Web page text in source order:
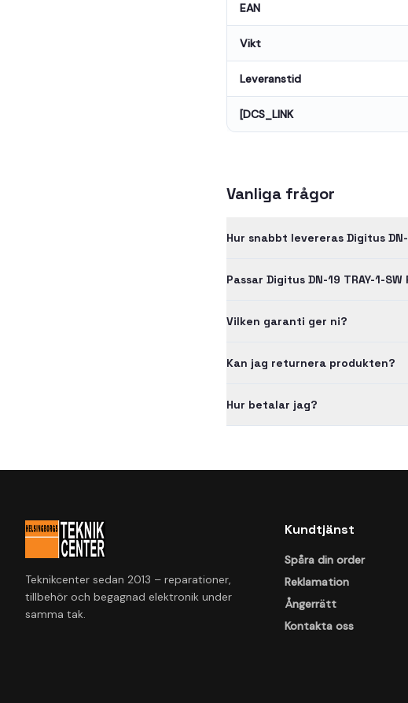
EAN
Vikt
Leveranstid
[DCS_LINK
Vanliga frågor
Hur snabbt levereras Digitus
Passar Digitus DN-19 TRAY-1-
Vilken garanti ger ni?
Kan jag returnera produkten?
Hur betalar jag?
Teknikcenter sedan 2013 – reparationer,
tillbehör och begagnad elektronik under
samma tak.
Kundtjänst
Spåra din order
Reklamation
Ångerrätt
Kontakta oss